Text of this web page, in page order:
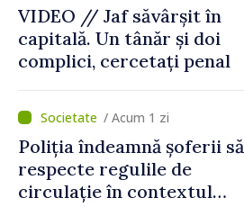
VIDEO // Jaf săvârșit în
capitală. Un tânăr și doi
complici, cercetați penal
/ Acum 1 zi
Poliția îndeamnă șoferii să
respecte regulile de
circulație în contextul